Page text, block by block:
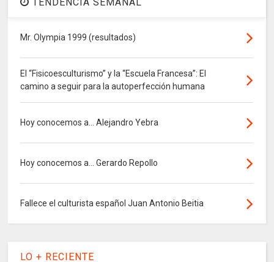
Mr. Olympia 1999 (resultados)
El “Fisicoesculturismo” y la “Escuela Francesa”: El
camino a seguir para la autoperfección humana
Hoy conocemos a... Alejandro Yebra
Hoy conocemos a... Gerardo Repollo
Fallece el culturista español Juan Antonio Beitia
LO + RECIENTE